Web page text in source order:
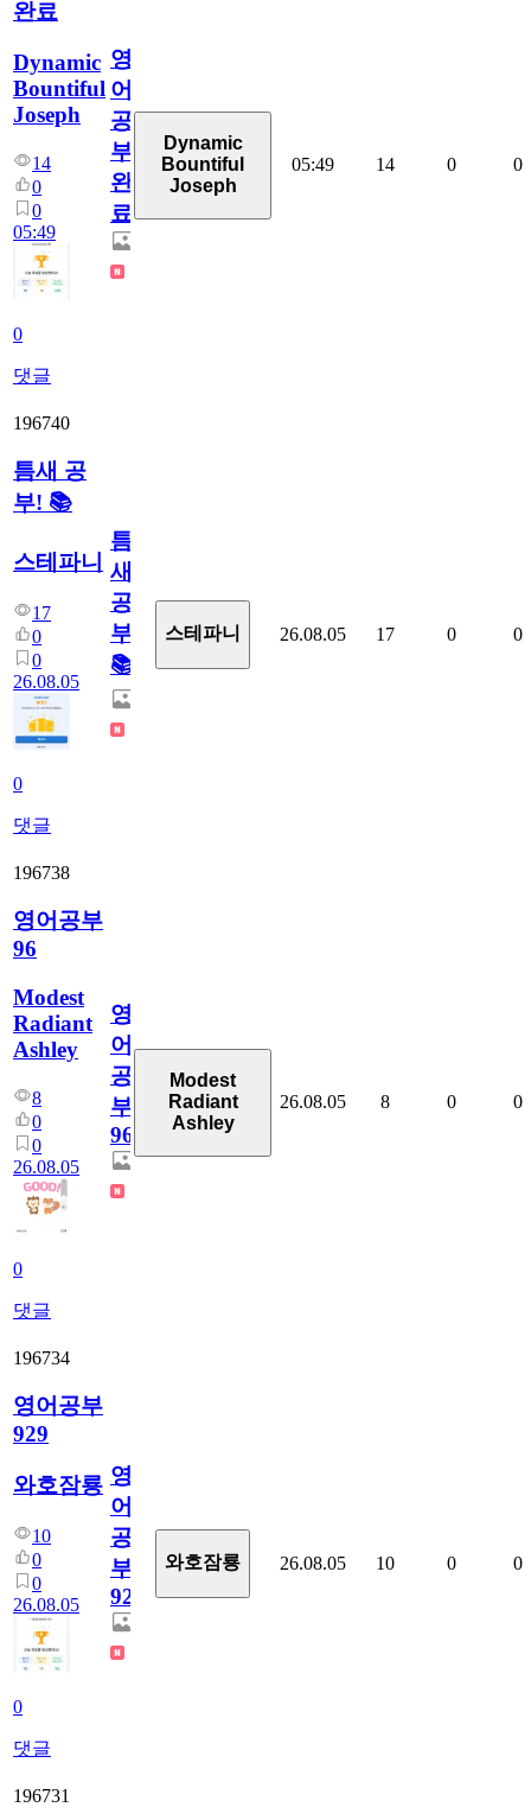
완료
Dynamic
Bountiful
Joseph
14
0
0
05:49
0
댓글
영
어
공
부
완
료
Dynamic
Bountiful
Joseph
05:49 14 0 0
196740
틈새 공
부! 📚
스테파니
17
0
0
26.08.05
0
댓글
틈
새
공
부!
📚
스테파니 26.08.05 17 0 0
196738
영어공부
96
Modest
Radiant
Ashley
8
0
0
26.08.05
0
댓글
영
어
공
부
96
Modest
Radiant
Ashley
26.08.05 8 0 0
196734
영어공부
929
와호잠룡
10
0
0
26.08.05
0
댓글
영
어
공
부
929
와호잠룡 26.08.05 10 0 0
196731